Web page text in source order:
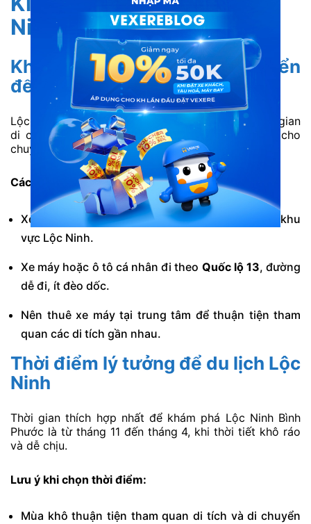
Ninh cho người đi tự túc
Khoảng cách & cách di chuyển
đến Lộc Ninh từ Sài Gòn
Lộc Ninh cách TP.HCM khoảng 120–130km, thời gian
di chuyển trung bình từ 3,5 – 4 tiếng, phù hợp cho
chuyến đi 2 ngày 1 đêm hoặc cuối tuần.
Cách di chuyển phổ biến:
Xe khách tuyếnSài Gòn – Bình Phước
, xuống tại khu
vực Lộc Ninh.
Xe máy hoặc ô tô cá nhân đi theo Quốc lộ 13, đường
dễ đi, ít đèo dốc.
Nên thuê xe máy tại trung tâm để thuận tiện tham
quan các di tích gần nhau.
Thời điểm lý tưởng để du lịch Lộc
Ninh
Thời gian thích hợp nhất để khám phá Lộc Ninh Bình
Phước là từ tháng 11 đến tháng 4, khi thời tiết khô ráo
và dễ chịu.
Lưu ý khi chọn thời điểm:
Mùa khô thuận tiện tham quan di tích và di chuyển